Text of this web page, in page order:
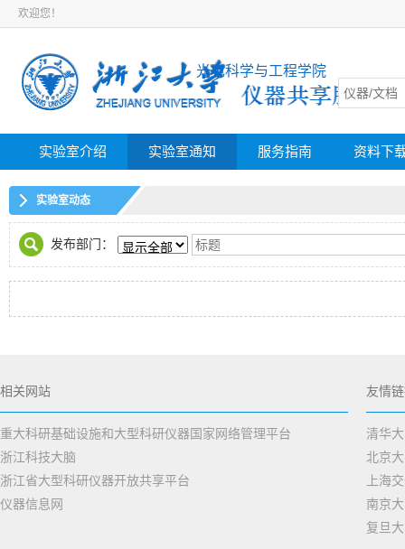
欢迎您！
光电科学与工程学院
实验室介绍 实验室通知 服务指南 资料下
实验室动态
发布部门：
相关网站
重大科研基础设施和大型科研仪器国家网络管理平台
浙江科技大脑
浙江省大型科研仪器开放共享平台
仪器信息网
友情
清华
北京
上海
南京
复旦